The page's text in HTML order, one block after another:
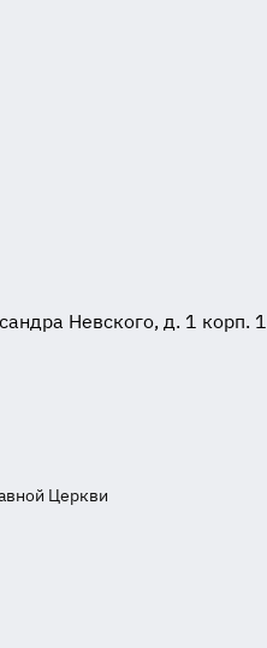
Невского, д. 1 корп. 1
Церкви